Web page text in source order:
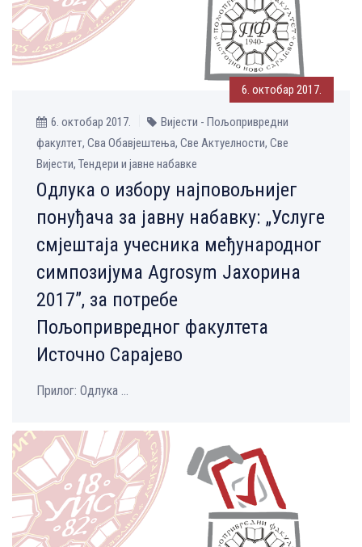
6. октобар 2017.
6. октобар 2017.
Вијести - Пољопривредни
факултет, Сва Обавјештења, Све Aктуелности, Све
Вијести, Тендери и јавне набавке
Одлука о избору најповољнијег
понуђача за јавну набавку: „Услуге
смјештаја учесника међународног
симпозијума Agrosym Јахорина
2017”, за потребе
Пољопривредног факултета
Источно Сарајево
Прилог: Одлука ...